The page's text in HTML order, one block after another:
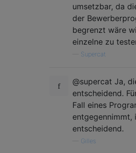
umsetzbar, da
der
begrenzt wäre
einzelne zu
Supercat
@supercat Ja,
entscheidend.
Fall eines
entgegennimmt,
entscheidend.
Gilles